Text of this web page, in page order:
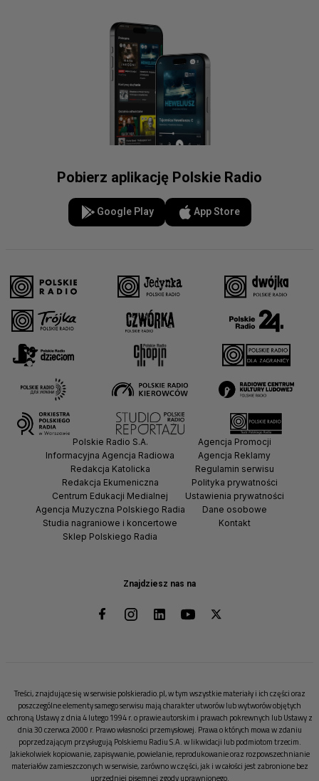
Pobierz aplikację Polskie Radio
Google Play App Store
Znajdziesz nas na
Polskie Radio S.A.
Informacyjna Agencja Radiowa
Redakcja Katolicka
Redakcja Ekumeniczna
Centrum Edukacji Medialnej
Agencja Muzyczna Polskiego Radia
Studia nagraniowe i koncertowe
Sklep Polskiego Radia
Agencja Promocji
Agencja Reklamy
Regulamin serwisu
Polityka prywatności
Ustawienia prywatności
Dane osobowe
Kontakt
Treści, znajdujące się w serwisie polskieradio.pl, w tym wszystkie materiały i ich części oraz
poszczególne elementy samego serwisu mają charakter utworów lub wytworów objętych
ochroną Ustawy z dnia 4 lutego 1994 r. o prawie autorskim i prawach pokrewnych lub Ustawy z
dnia 30 czerwca 2000 r. Prawo własności przemysłowej. Prawa o których mowa w zdaniu
poprzedzającym przysługują Polskiemu Radiu S.A. w likwidacji lub podmiotom trzecim.
Jakiekolwiek kopiowanie, zapisywanie, powielanie, reprodukowanie oraz rozpowszechnianie
materiałów zamieszczonych w serwisie, zarówno w części, jak i w całości jest zabronione bez
uprzedniej pisemnej zgody uprawnionego.